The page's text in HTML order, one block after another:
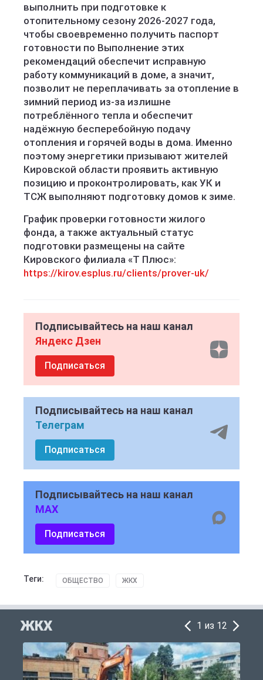
выполнить при подготовке к
отопительному сезону 2026-2027 года,
чтобы своевременно получить паспорт
готовности по Выполнение этих
рекомендаций обеспечит исправную
работу коммуникаций в доме, а значит,
позволит не переплачивать за отопление в
зимний период из-за излишне
потреблённого тепла и обеспечит
надёжную бесперебойную подачу
отопления и горячей воды в дома. Именно
поэтому энергетики призывают жителей
Кировской области проявить активную
позицию и проконтролировать, как УК и
ТСЖ выполняют подготовку домов к зиме.
График проверки готовности жилого
фонда, а также актуальный статус
подготовки размещены на сайте
Кировского филиала «Т Плюс»:
https://kirov.esplus.ru/clients/prover-uk/
Подписывайтесь на наш канал
Яндекс Дзен
Подписаться
Подписывайтесь на наш канал
Телеграм
Подписаться
Подписывайтесь на наш канал
MAX
Подписаться
Теги: ОБЩЕСТВО ЖКХ
ЖКХ 1 из 12